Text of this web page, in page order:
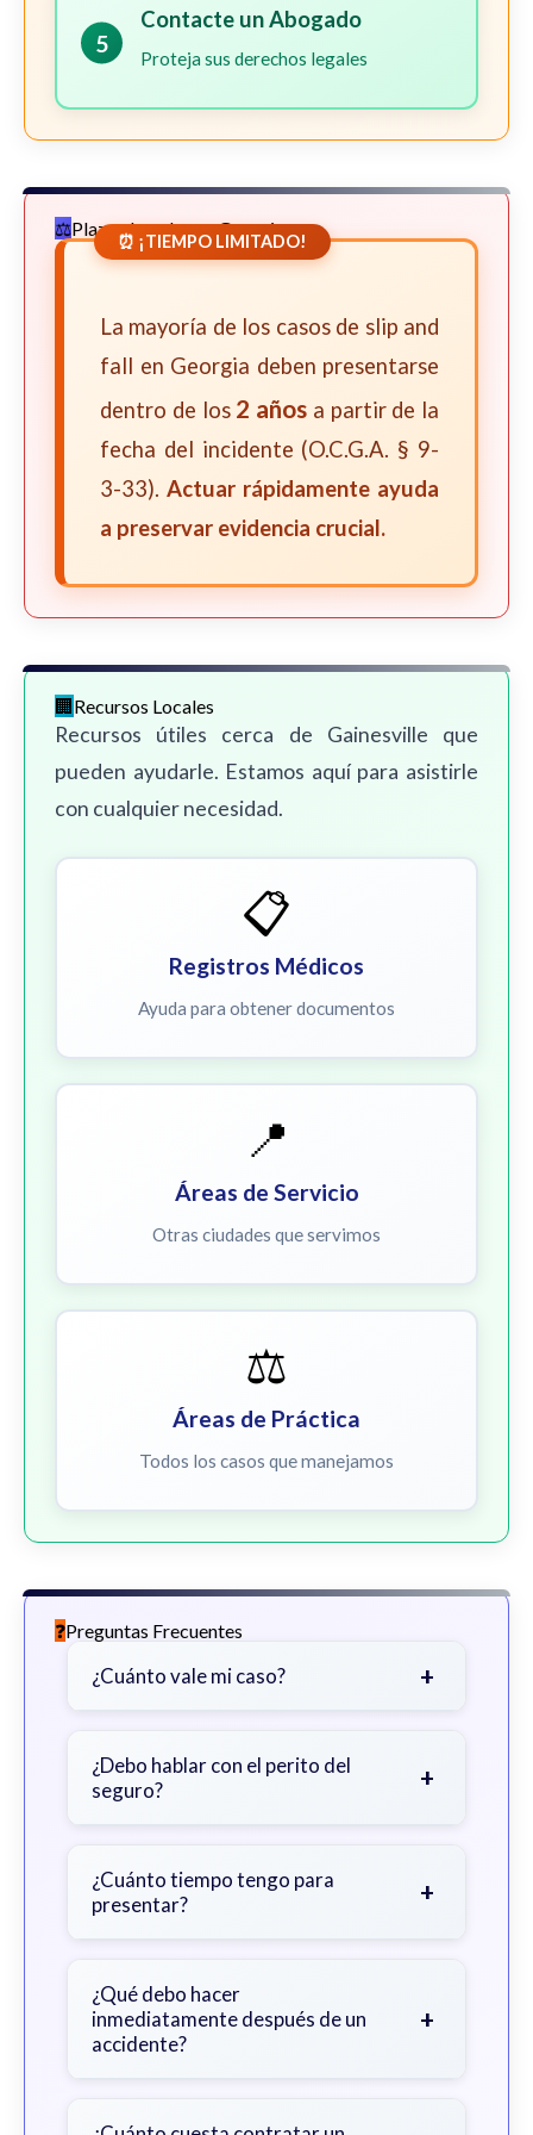
5
Contacte un Abogado
Proteja sus derechos legales
Plazos Legales en Georgia
⏰ ¡TIEMPO LIMITADO!
La mayoría de los casos de slip and
fall en Georgia deben presentarse
dentro de los 2 años a partir de la
fecha del incidente (O.C.G.A. § 9-
3-33). Actuar rápidamente ayuda
a preservar evidencia crucial.
Recursos Locales
Recursos útiles cerca de Gainesville que
pueden ayudarle. Estamos aquí para asistirle
con cualquier necesidad.
📋
Registros Médicos
Ayuda para obtener documentos
📍
Áreas de Servicio
Otras ciudades que servimos
⚖️
Áreas de Práctica
Todos los casos que manejamos
Preguntas Frecuentes
¿Cuánto vale mi caso? +
gravedad de sus lesiones, facturas
médicas, tiempo fuera del trabajo y
¿Debo hablar con el perito del
seguro?
+
primero con un abogado para evitar
declaraciones que perjudiquen su
¿Cuánto tiempo tengo para
presentar?
+
con excepciones. Consulte para
obtener orientación específica.
¿Qué debo hacer
inmediatamente después de un
accidente?
+
documente la escena, no admita